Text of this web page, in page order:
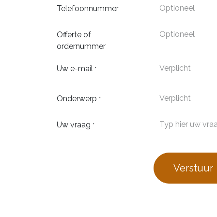
Telefoonnummer
Offerte of
ordernummer
Uw e-mail *
Onderwerp *
Uw vraag *
Verstuur